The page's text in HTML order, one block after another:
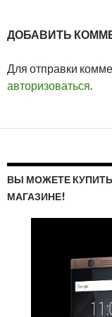
ДОБАВИТЬ
Для отправки
авторизоваться.
ВЫ МОЖЕТЕ КУПИТЬ
МАГАЗИНЕ!